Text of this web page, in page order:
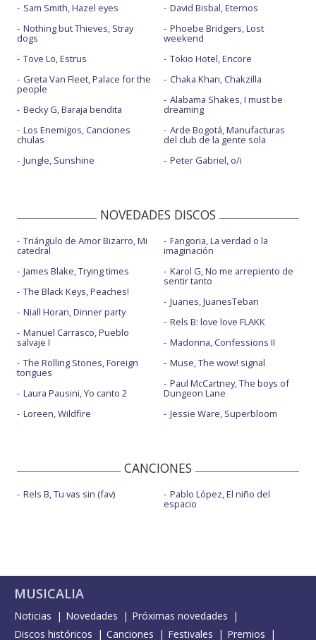
Sam Smith, Hazel eyes
Nothing but Thieves, Stray
dogs
Tove Lo, Estrus
Greta Van Fleet, Palace for the
people
Becky G, Baraja bendita
Los Enemigos, Canciones
chulas
Jungle, Sunshine
David Bisbal, Eternos
Phoebe Bridgers, Lost
weekend
Tokio Hotel, Encore
Chaka Khan, Chakzilla
Alabama Shakes, I must be
dreaming
Arde Bogotá, Manufacturas
del club de la gente sola
Peter Gabriel, o/i
NOVEDADES DISCOS
Triángulo de Amor Bizarro, Mi
catedral
James Blake, Trying times
The Black Keys, Peaches!
Niall Horan, Dinner party
Manuel Carrasco, Pueblo
salvaje I
The Rolling Stones, Foreign
tongues
Laura Pausini, Yo canto 2
Loreen, Wildfire
Fangoria, La verdad o la
imaginación
Karol G, No me arrepiento de
sentir tanto
Juanes, JuanesTeban
Rels B: love love FLAKK
Madonna, Confessions II
Muse, The wow! signal
Paul McCartney, The boys of
Dungeon Lane
Jessie Ware, Superbloom
CANCIONES
Rels B, Tu vas sin (fav) Pablo López, El niño del
espacio
MUSICALIA
Noticias Novedades
Próximas novedades
Discos históricos
Canciones Festivales
Premios